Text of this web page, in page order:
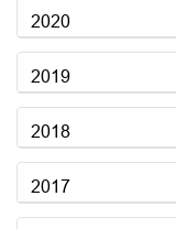
2020
2019
2018
2017